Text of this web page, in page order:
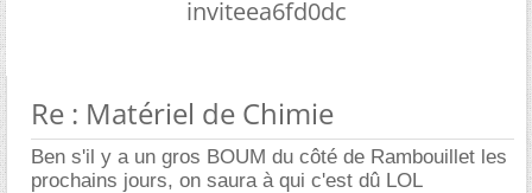
inviteea6fd0dc
Re : Matériel de Chimie
Ben s'il y a un gros BOUM du côté de Rambouillet les
prochains jours, on saura à qui c'est dû LOL